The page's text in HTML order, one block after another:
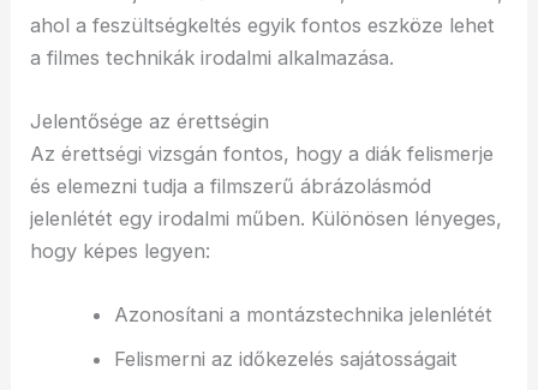
ahol a feszültségkeltés egyik fontos eszköze lehet
a filmes technikák irodalmi alkalmazása.
Jelentősége az érettségin
Az érettségi vizsgán fontos, hogy a diák felismerje
és elemezni tudja a filmszerű ábrázolásmód
jelenlétét egy irodalmi műben. Különösen lényeges,
hogy képes legyen:
Azonosítani a montázstechnika jelenlétét
Felismerni az időkezelés sajátosságait